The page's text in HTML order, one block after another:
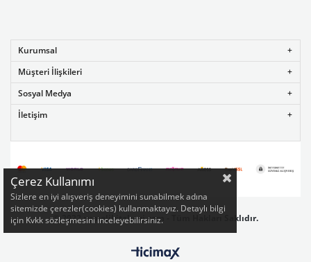
Kurumsal
Müşteri İlişkileri
Sosyal Medya
İletişim
©2022 rumelikitabevi.com - Tüm Hakları Saklıdır.
Çerez Kullanımı
Sizlere en iyi alışveriş deneyimini sunabilmek adına
sitemizde çerezler(cookies) kullanmaktayız. Detaylı bilgi
için Kvkk sözleşmesini inceleyebilirsiniz.